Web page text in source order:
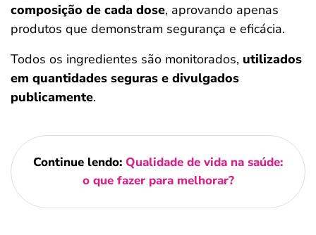
composição de cada dose, aprovando apenas
produtos que demonstram segurança e eficácia.
Todos os ingredientes são monitorados, utilizados
em quantidades seguras e divulgados
publicamente.
Continue lendo: Qualidade de vida na saúde:
o que fazer para melhorar?